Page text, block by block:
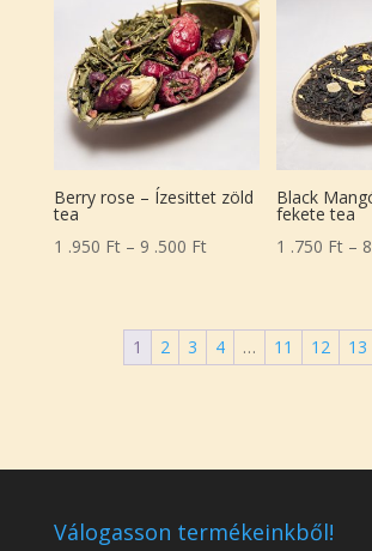
Berry rose – Ízesittet zöld
tea
1 .950 Ft – 9 .500 FtÁrtartomány:
-
9
Black
fekete tea
1 .750 Ft –
1 2 3 4 … 11 12 13
Válogasson termékeinkből!